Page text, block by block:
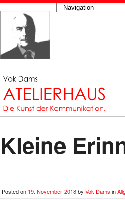
Kleine
Posted on 19. November 2018by Vok Dams in